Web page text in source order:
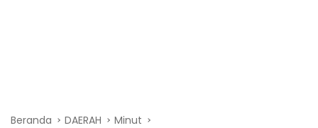
Beranda DAERAH Minut